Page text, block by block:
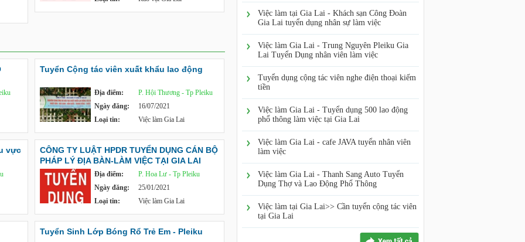
Tuyển Cộng tác viên xuất khẩu lao động
Địa điểm:
P. Hội Thương - Tp Pleiku
Ngày đăng:
16/07/2021
Loại tin:
Việc làm Gia Lai
vực
CÔNG TY LUẬT HPDR TUYỂN DỤNG CÁN BỘ
PHÁP LÝ ĐỊA BÀN-LÀM VIỆC TẠI GIA LAI
Địa điểm:
P. Hoa Lư - Tp Pleiku
Ngày đăng:
25/01/2021
Loại tin:
Việc làm Gia Lai
Tuyển Sinh Lớp Bóng Rổ Trẻ Em - Pleiku
Việc làm tại Gia Lai - Khách sạn Công Đoàn
Gia Lai tuyển dụng nhân sự làm việc
Việc làm Gia Lai - Trung Nguyên Pleiku Gia
Lai Tuyển Dụng nhân viên làm việc
Tuyển dụng cộng tác viên nghe điện thoại kiếm
tiền
Việc làm Gia Lai - Tuyển dụng 500 lao động
phổ thông làm việc tại Gia Lai
Việc làm Gia Lai - cafe JAVA tuyển nhân viên
làm việc
Việc làm Gia Lai - Thanh Sang Auto Tuyển
Dụng Thợ và Lao Động Phổ Thông
Việc làm tại Gia Lai>> Cần tuyển cộng tác viên
tại Gia Lai